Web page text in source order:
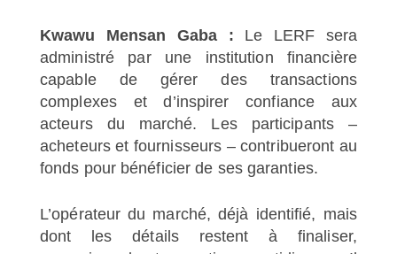
Kwawu Mensan Gaba : Le LERF sera
administré par une institution financière
capable de gérer des transactions
complexes et d’inspirer confiance aux
acteurs du marché. Les participants –
acheteurs et fournisseurs – contribueront au
fonds pour bénéficier de ses garanties.
L’opérateur du marché, déjà identifié, mais
dont les détails restent à finaliser,